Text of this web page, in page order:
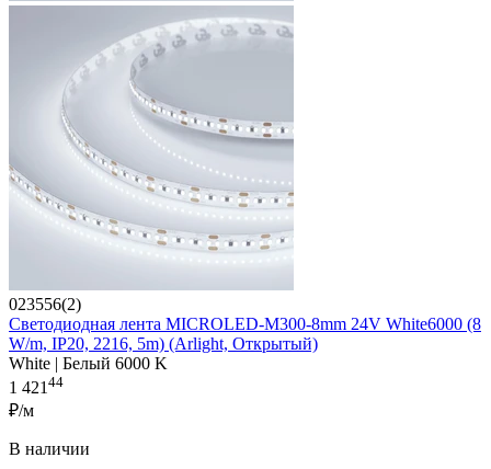
023556(2)
Светодиодная лента MICROLED-M300-8mm 24V White6000 (8
W/m, IP20, 2216, 5m) (Arlight, Открытый)
White | Белый 6000 K
1 421 44
₽/м
В наличии